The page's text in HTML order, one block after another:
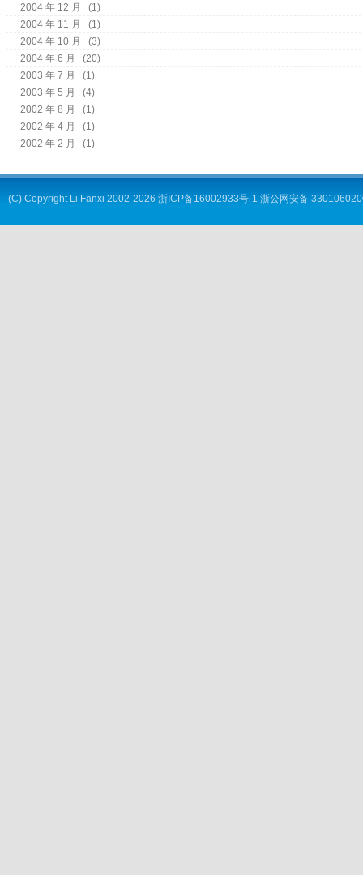
2004 年 12 月
(1)
2004 年 11 月
(1)
2004 年 10 月
(3)
2004 年 6 月
(20)
2003 年 7 月
(1)
2003 年 5 月
(4)
2002 年 8 月
(1)
2002 年 4 月
(1)
2002 年 2 月
(1)
(C) Copyright Li Fanxi 2002-2026 浙ICP备16002933号-1 浙公网安备